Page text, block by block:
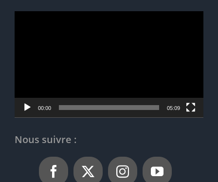
00:00 05:09
Nous suivre :